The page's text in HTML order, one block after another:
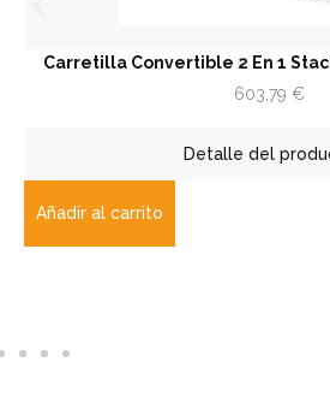
Carretilla Convertible 2 En 1
603,79 €
Detalle del
Añadir al carrito